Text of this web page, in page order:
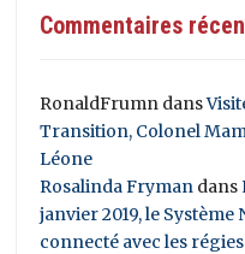
Commentaires
RonaldFrumn dans
Transition, Colonel
Léone
Rosalinda Fryman dans
janvier 2019, le
connecté avec les